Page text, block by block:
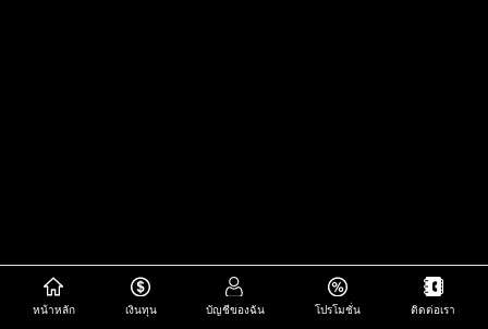
หน้าหลัก เงินทุน บัญชีของฉัน โปรโมชั่น ติดต่อเรา